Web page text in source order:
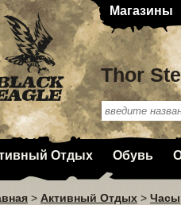
Магазины
Thor
Отдых Обувь
> Активный Отдых > Часы